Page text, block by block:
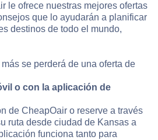
le ofrece nuestras mejores ofertas
que lo ayudarán a planificar
destinos de todo el mundo,
se perderá de una oferta de
o con la aplicación de
de CheapOair o reserve a través
ruta desde ciudad de Kansas a
funciona tanto para